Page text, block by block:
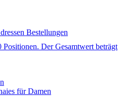
Bestellungen
Positionen. Der Gesamtwert beträgt
für Damen